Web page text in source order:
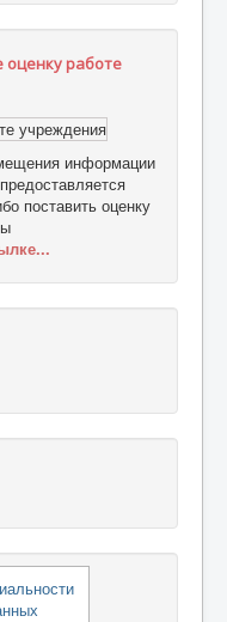
оценку работе
информации
предоставляется
поставить оценку